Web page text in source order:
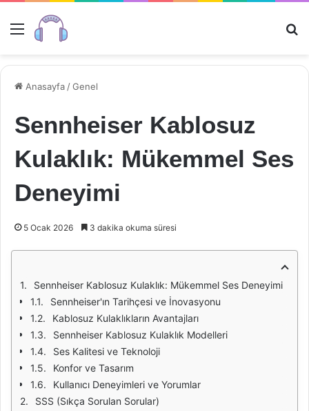
Menü
Anasayfa /Genel
Sennheiser Kablosuz
Kulaklık: Mükemmel Ses
Deneyimi
5 Ocak 2026 3 dakika okuma süresi
Sennheiser Kablosuz Kulaklık: Mükemmel Ses Deneyimi
Sennheiser'ın Tarihçesi ve İnovasyonu
Kablosuz Kulaklıkların Avantajları
Sennheiser Kablosuz Kulaklık Modelleri
Ses Kalitesi ve Teknoloji
Konfor ve Tasarım
Kullanıcı Deneyimleri ve Yorumlar
SSS (Sıkça Sorulan Sorular)